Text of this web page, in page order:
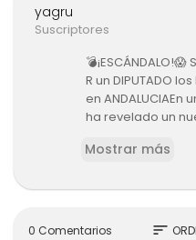
yagru
Suscriptores
💣¡ESCÁNDALO!😱
R un DIPUTADO los
en
ha revelado un
curso, el
questados por
presidente Pedro
Mostrar más
0 Comentarios sort